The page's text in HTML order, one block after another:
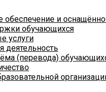
обеспечение и
обучающихся
услуги
деятельность
(перевода)